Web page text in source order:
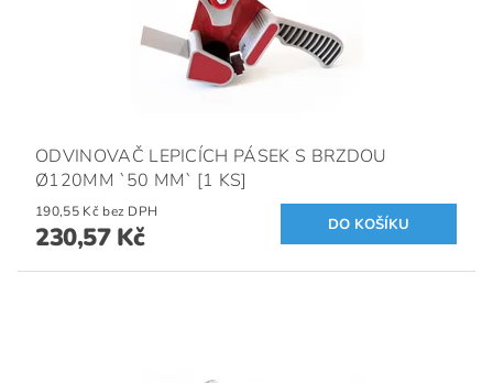
ODVINOVAČ LEPICÍCH PÁSEK S BRZDOU
Ø120MM `50 MM` [1 KS]
190,55 Kč bez DPH
230,57 Kč